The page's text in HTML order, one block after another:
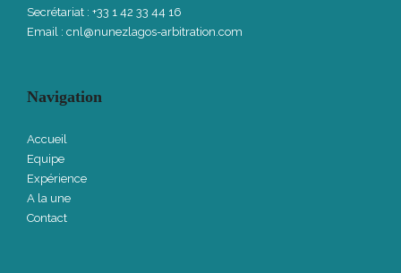
Secrétariat : +33 1 42 33 44 16
Email : cnl@nunezlagos-arbitration.com
Navigation
Accueil
Equipe
Expérience
A la une
Contact